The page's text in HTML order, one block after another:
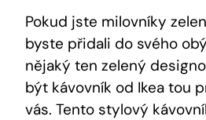
Pokud jste milovníky
byste přidali do svého
nějaký ten zelený
být kávovník od Ikea tou
vás. Tento stylový